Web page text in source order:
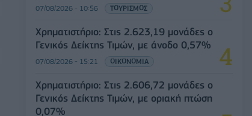
07/08/2026 - 10:56 ΤΟΥΡΙΣΜΟΣ
Χρηματιστήριο: Στις 2.623,19 μονάδες ο
Γενικός Δείκτης Τιμών, με άνοδο 0,57%
07/08/2026 - 15:21 ΟΙΚΟΝΟΜΙΑ
Χρηματιστήριο: Στις 2.606,72 μονάδες ο
Γενικός Δείκτης Τιμών, με οριακή πτώση
0,07%